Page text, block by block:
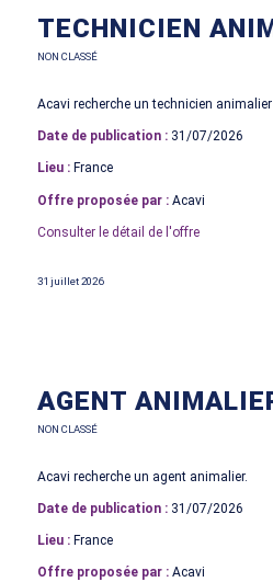
TECHNICIEN
NON CLASSÉ
Acavi recherche un technicien animalier
Date de publication :31/07/2026
Lieu :France
Offre proposée par :Acavi
Consulter le détail de l'offre
31 juillet 2026
AGENT
NON CLASSÉ
Acavi recherche un agent animalier.
Date de publication :31/07/2026
Lieu :France
Offre proposée par :Acavi